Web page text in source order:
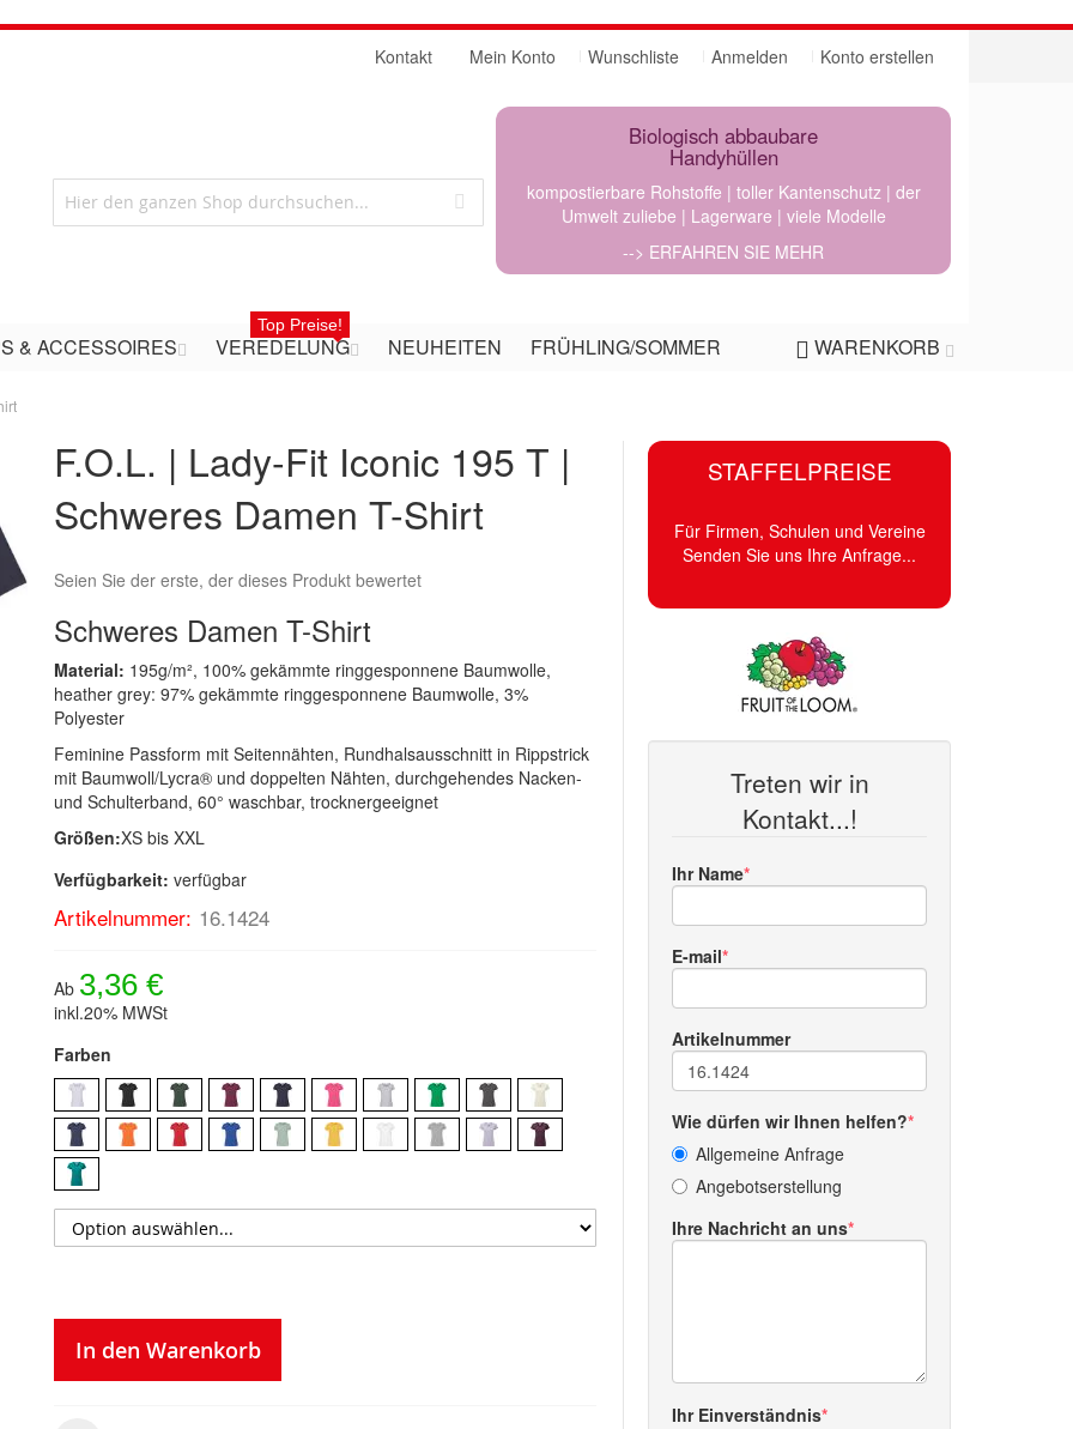
Mein Konto Wunschliste Anmelden Konto erstellen
Kontakt
Biologisch abbaubare
Handyhüllen
kompostierbare Rohstoffe | toller Kantenschutz | der
Umwelt zuliebe | Lagerware | viele Modelle
--> ERFAHREN SIE MEHR
WARENKORB
& ACCESSOIRES VEREDELUNG
Top Preise!
NEUHEITEN FRÜHLING/SOMMER
F.O.L. | Lady-Fit Iconic 195 T |
Schweres Damen T-Shirt
Seien Sie der erste, der dieses Produkt bewertet
Schweres Damen T-Shirt
Material: 195g/m², 100% gekämmte ringgesponnene Baumwolle,
heather grey: 97% gekämmte ringgesponnene Baumwolle, 3%
Polyester
Feminine Passform mit Seitennähten, Rundhalsausschnitt in Rippstrick
mit Baumwoll/Lycra® und doppelten Nähten, durchgehendes Nacken-
und Schulterband, 60° waschbar, trocknergeeignet
Größen:XS bis XXL
Verfügbarkeit: verfügbar
Artikelnummer: 16.1424
Ab 3,36 €
inkl.20% MWSt
Farben
In den Warenkorb
STAFFELPREISE
Für Firmen, Schulen und Vereine
Senden Sie uns Ihre Anfrage...
Treten wir in
Kontakt...!
Ihr Name
E-mail
Artikelnummer
Wie dürfen wir Ihnen helfen?
Allgemeine Anfrage
Angebotserstellung
Ihre Nachricht an uns
Ihr Einverständnis